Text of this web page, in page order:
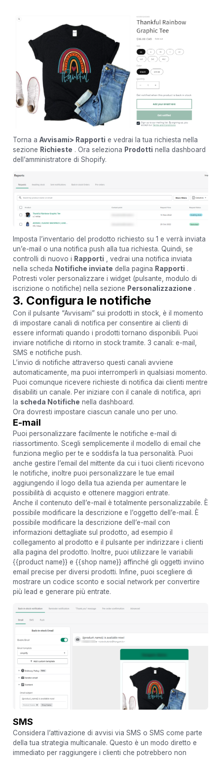
Torna a Avvisami> Rapporti e vedrai la tua richiesta nella
sezione Richieste . Ora seleziona Prodotti nella dashboard
dell’amministratore di Shopify.
Imposta l’inventario del prodotto richiesto su 1 e verrà inviata
un’e-mail o una notifica push alla tua richiesta. Quindi, se
controlli di nuovo i Rapporti , vedrai una notifica inviata
nella scheda Notifiche inviate della pagina Rapporti .
Potresti voler personalizzare i widget (pulsante, modulo di
iscrizione o notifiche) nella sezione Personalizzazione .
3. Configura le notifiche
Con il pulsante “Avvisami” sui prodotti in stock, è il momento
di impostare canali di notifica per consentire ai clienti di
essere informati quando i prodotti tornano disponibili. Puoi
inviare notifiche di ritorno in stock tramite. 3 canali: e-mail,
SMS e notifiche push.
L’invio di notifiche attraverso questi canali avviene
automaticamente, ma puoi interromperli in qualsiasi momento.
Puoi comunque ricevere richieste di notifica dai clienti mentre
disabiliti un canale. Per iniziare con il canale di notifica, apri
la scheda Notifiche nella dashboard.
Ora dovresti impostare ciascun canale uno per uno.
E-mail
Puoi personalizzare facilmente le notifiche e-mail di
riassortimento. Scegli semplicemente il modello di email che
funziona meglio per te e soddisfa la tua personalità. Puoi
anche gestire l’email del mittente da cui i tuoi clienti ricevono
le notifiche, inoltre puoi personalizzare le tue email
aggiungendo il logo della tua azienda per aumentare le
possibilità di acquisto e ottenere maggiori entrate.
Anche il contenuto dell’e-mail è totalmente personalizzabile. È
possibile modificare la descrizione e l’oggetto dell’e-mail. È
possibile modificare la descrizione dell’e-mail con
informazioni dettagliate sul prodotto, ad esempio il
collegamento al prodotto e il pulsante per indirizzare i clienti
alla pagina del prodotto. Inoltre, puoi utilizzare le variabili
{{product name}} e {{shop name}} affinché gli oggetti inviino
email precise per diversi prodotti. Infine, puoi scegliere di
mostrare un codice sconto e social network per convertire
più lead e generare più entrate.
SMS
Considera l’attivazione di avvisi via SMS o SMS come parte
della tua strategia multicanale. Questo è un modo diretto e
immediato per raggiungere i clienti che potrebbero non